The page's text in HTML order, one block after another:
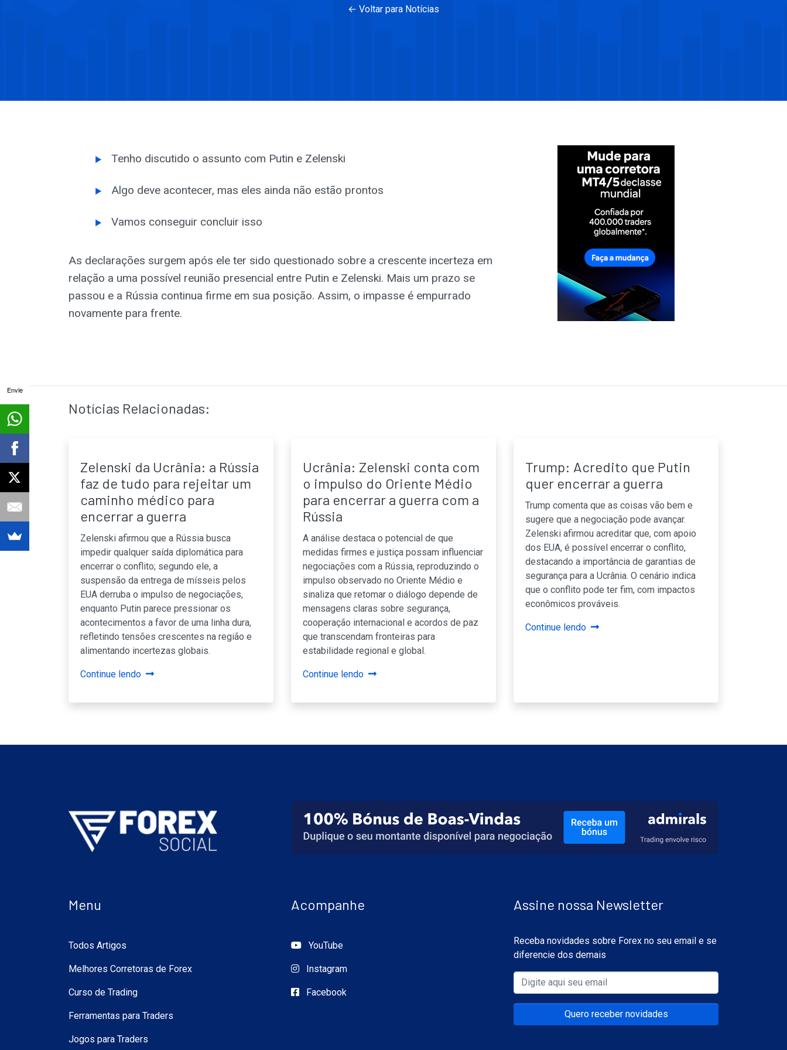
← Voltar para Notícias
Tenho discutido o assunto com Putin e Zelenski
Algo deve acontecer, mas eles ainda não estão prontos
Vamos conseguir concluir isso
As declarações surgem após ele ter sido questionado sobre a crescente incerteza em
relação a uma possível reunião presencial entre Putin e Zelenski. Mais um prazo se
passou e a Rússia continua firme em sua posição. Assim, o impasse é empurrado
novamente para frente.
Notícias Relacionadas:
Zelenski da Ucrânia: a Rússia
faz de tudo para rejeitar um
caminho médico para
encerrar a guerra
Zelenski afirmou que a Rússia busca
impedir qualquer saída diplomática para
encerrar o conflito; segundo ele, a
suspensão da entrega de mísseis pelos
EUA derruba o impulso de negociações,
enquanto Putin parece pressionar os
acontecimentos a favor de uma linha dura,
refletindo tensões crescentes na região e
alimentando incertezas globais.
Continue lendo
Ucrânia: Zelenski conta com
o impulso do Oriente Médio
para encerrar a guerra com a
Rússia
A análise destaca o potencial de que
medidas firmes e justiça possam influenciar
negociações com a Rússia, reproduzindo o
impulso observado no Oriente Médio e
sinaliza que retomar o diálogo depende de
mensagens claras sobre segurança,
cooperação internacional e acordos de paz
que transcendam fronteiras para
estabilidade regional e global.
Continue lendo
Trump: Acredito que Putin
quer encerrar a guerra
Trump comenta que as coisas vão bem e
sugere que a negociação pode avançar.
Zelenski afirmou acreditar que, com apoio
dos EUA, é possível encerrar o conflito,
destacando a importância de garantias de
segurança para a Ucrânia. O cenário indica
que o conflito pode ter fim, com impactos
econômicos prováveis.
Continue lendo
Menu
Todos Artigos
Melhores Corretoras de Forex
Curso de Trading
Ferramentas para Traders
Jogos para Traders
Acompanhe
YouTube
Instagram
Facebook
Assine nossa Newsletter
Receba novidades sobre Forex no seu email e se
diferencie dos demais
Quero receber novidades
Envie